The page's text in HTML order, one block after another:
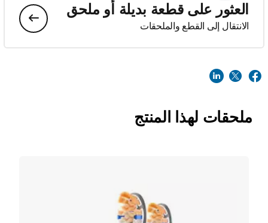
العثور على قطعة بديلة أو ملحق
الانتقال إلى القطع والملحقات
ملحقات لهذا المنتج